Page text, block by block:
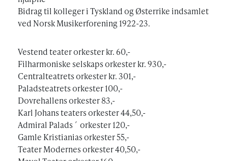
Bidrag til kolleger i Tyskland og Østerrike indsamlet
ved Norsk Musikerforening 1922-23.
Vestend teater orkester kr. 60,-
Filharmoniske selskaps orkester kr. 930,-
Centralteatrets orkester kr. 301,-
Paladsteatrets orkester 100,-
Dovrehallens orkester 83,-
Karl Johans teaters orkester 44,50,-
Admiral Palads´ orkester 120,-
Gamle Kristianias orkester 55,-
Teater Modernes orkester 40,50,-